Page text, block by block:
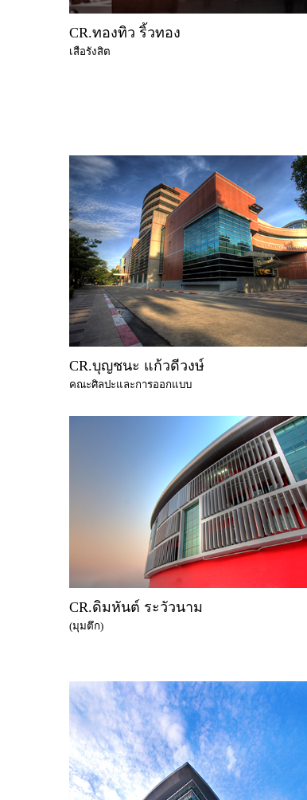
CR.ทองทิว ริ้วทอง
เสือรังสิต
CR.บุญชนะ แก้วดีวงษ์
คณะศิลปะและการออกแบบ
CR.ดิมหันต์ ระวัวนาม
(มุมตึก)